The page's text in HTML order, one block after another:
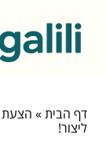
דף הבית» הצעת
ליצור!